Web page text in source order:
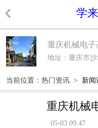
学
重庆机械电
地址：重庆市沙
当前位置： 热门资讯 > 新闻
重庆机械
05-03 09:47